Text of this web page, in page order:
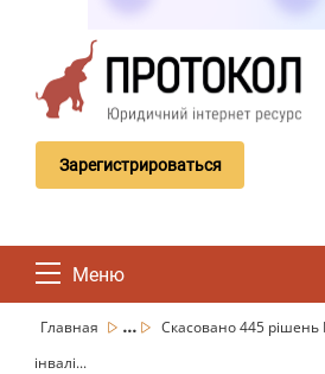
Зарегистрироваться
Меню
Главная ...
Скасовано 445
інвалі...